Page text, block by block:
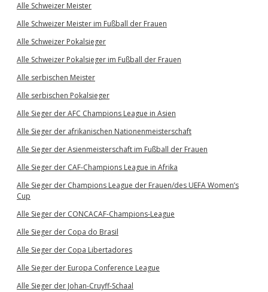
Alle Schweizer Meister
Alle Schweizer Meister im Fußball der Frauen
Alle Schweizer Pokalsieger
Alle Schweizer Pokalsieger im Fußball der Frauen
Alle serbischen Meister
Alle serbischen Pokalsieger
Alle Sieger der AFC Champions League in Asien
Alle Sieger der afrikanischen Nationenmeisterschaft
Alle Sieger der Asienmeisterschaft im Fußball der Frauen
Alle Sieger der CAF-Champions League in Afrika
Alle Sieger der Champions League der Frauen/des UEFA Women’s
Cup
Alle Sieger der CONCACAF-Champions-League
Alle Sieger der Copa do Brasil
Alle Sieger der Copa Libertadores
Alle Sieger der Europa Conference League
Alle Sieger der Johan-Cruyff-Schaal